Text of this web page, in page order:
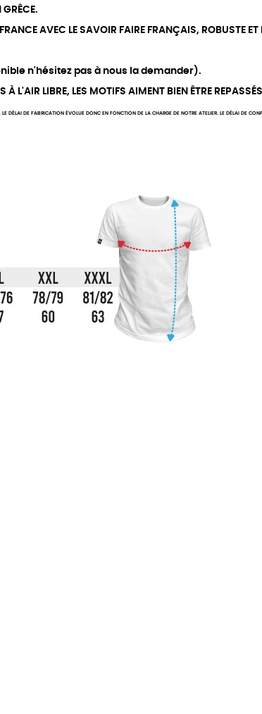
GRÊCE.
AVEC LE SAVOIR FAIRE FRANÇAIS, ROBUSTE ET
n'hésitez pas à nous la demander).
L'AIR LIBRE, LES MOTIFS AIMENT BIEN ÊTRE
DÉLAI DE FABRICATION ÉVOLUE DONC EN FONCTION DE LA CHARGE DE NOTRE ATELIER. LE DÉLAI DE